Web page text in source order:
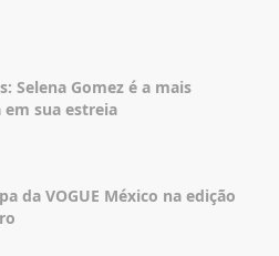
Selena Gomez é a mais
sua estreia
da VOGUE México na edição